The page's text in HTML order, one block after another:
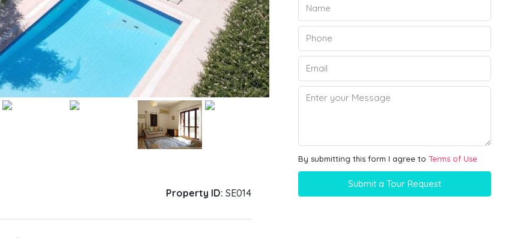
Property ID: SE014
By submitting this form I agree to Terms of Use
Submit a Tour Request